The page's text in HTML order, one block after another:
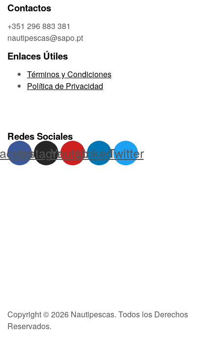
Contactos
+351 296 883 381
nautipescas@sapo.pt
Enlaces Útiles
Términos y Condiciones
Política de Privacidad
Redes Sociales
InstagramYoutubeLinkedinTwitter
Copyright © 2026 Nautipescas. Todos los Derechos
Reservados.